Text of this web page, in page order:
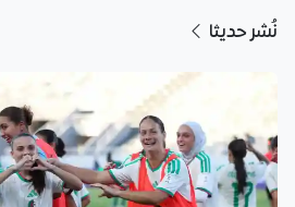
نُشر حديثا